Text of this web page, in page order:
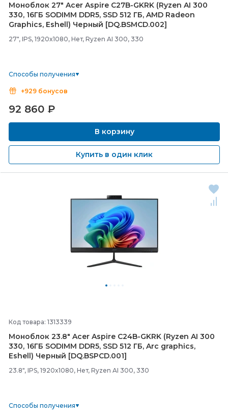
Моноблок 27" Acer Aspire C27B-GKRK (Ryzen AI 300
330, 16ГБ SODIMM DDR5, SSD 512 ГБ, AMD Radeon
Graphics, Eshell) Черный [DQ.BSMCD.002]
27", IPS, 1920x1080, Нет, Ryzen AI 300, 330
Способы получения
+929 бонусов
92 860 ₽
В корзину
Купить в один клик
Код товара: 1313339
Моноблок 23.8" Acer Aspire C24B-GKRK (Ryzen AI 300
330, 16ГБ SODIMM DDR5, SSD 512 ГБ, Arc graphics,
Eshell) Черный [DQ.BSPCD.001]
23.8", IPS, 1920x1080, Нет, Ryzen AI 300, 330
Способы получения